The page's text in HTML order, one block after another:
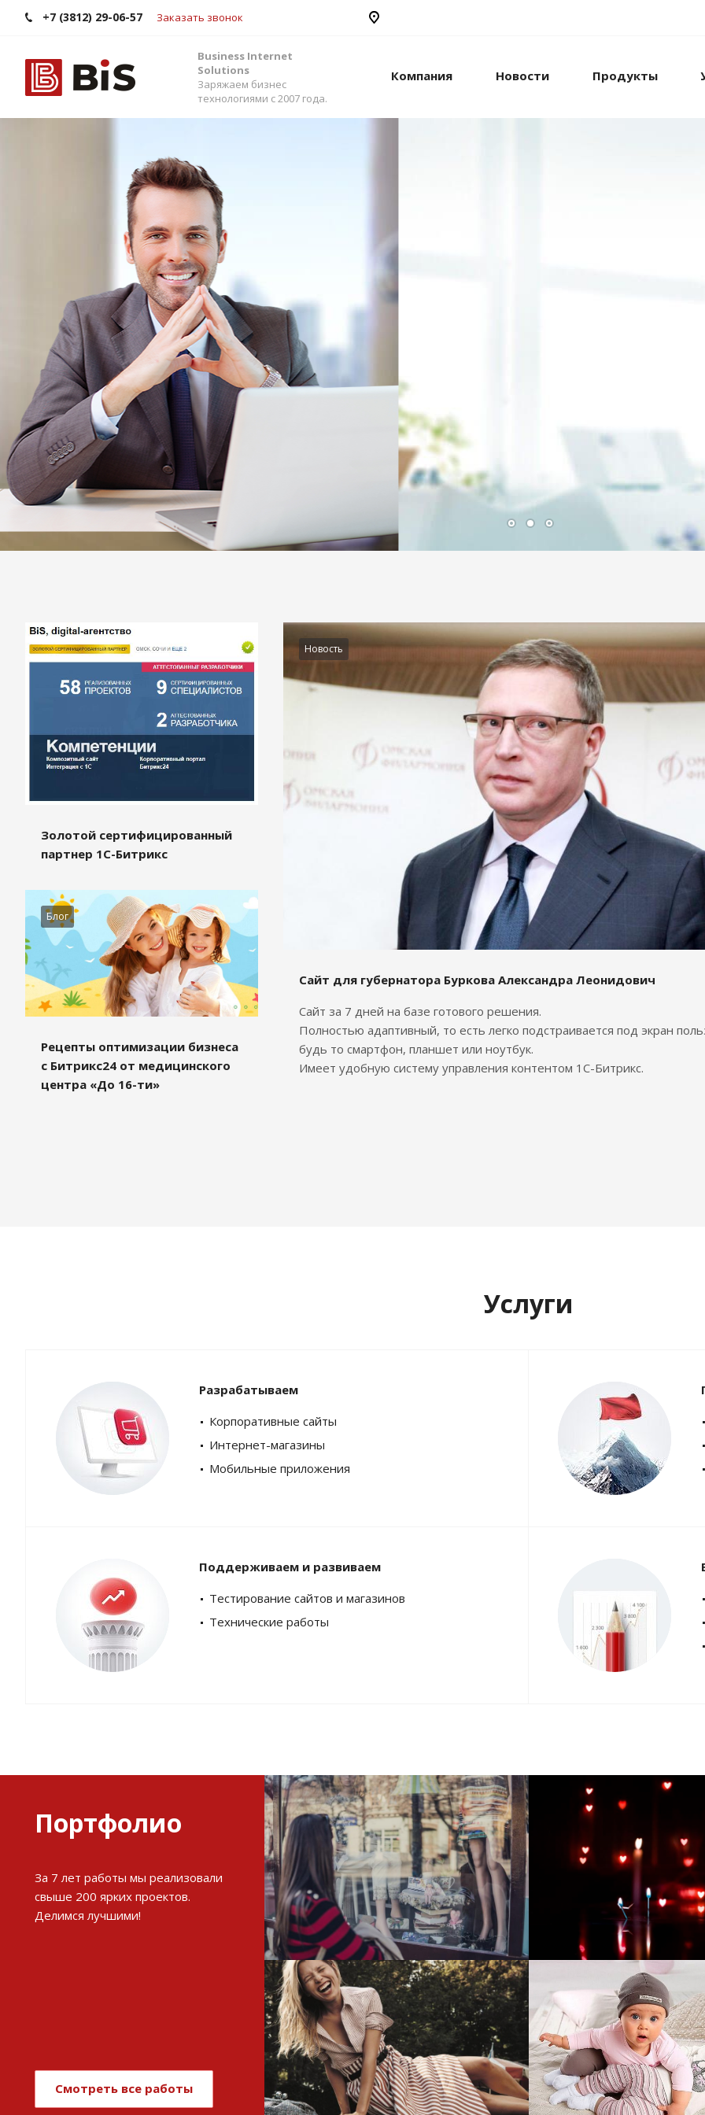
+7 (3812) 29-06-57 Заказать звонок
Business Internet
Solutions
Заряжаем бизнес
технологиями с 2007 года.
Компания Новости Продукты
Внедрение Битрикс24
Стройте работу в команде, управляйте продажами и компанией с
помощью одной из самых популярных CRM-систем.
Помогаем выбрать версию, настроить интеграцию с внешними
сервисами и автоматизировать бизнес-процессы.
Подробности
Золотой сертифицированный
партнер 1С-Битрикс
Блог
Рецепты оптимизации бизнеса
с Битрикс24 от медицинского
центра «До 16-ти»
Новость
Сайт для губернатора Буркова Александра Леонидович
Сайт за 7 дней на базе готового решения.
Полностью адаптивный, то есть легко подстраивается под экран
будь то смартфон, планшет или ноутбук.
Имеет удобную систему управления контентом 1С-Битрикс.
Услуги
Разрабатываем
Корпоративные сайты
Интернет-магазины
Мобильные приложения
Поддерживаем и развиваем
Тестирование сайтов и магазинов
Технические работы
Портфолио
За 7 лет работы мы реализовали
свыше 200 ярких проектов.
Делимся лучшими!
Смотреть все работы
Развитие и поддержка
интернет-витрины StepClub
Смотреть проект
Развитие
магазина "Всё
Смотреть проект
Имиджевый сайт для сети
магазинов Soho Project
Увеличили
интернет-
topdatop.ru на